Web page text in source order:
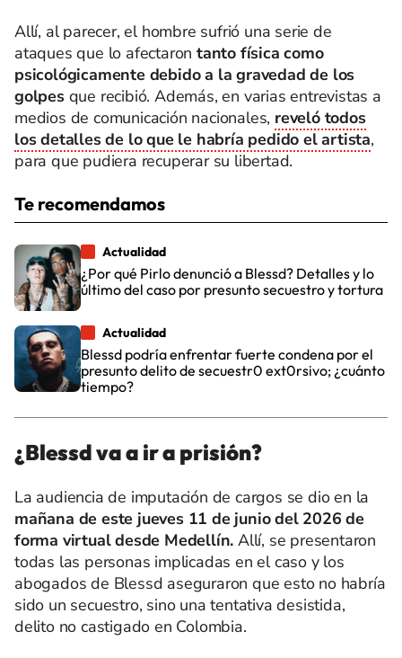
Allí, al parecer, el hombre sufrió una serie de
ataques que lo afectaron tanto física como
psicológicamente debido a la gravedad de los
golpesque recibió. Además, en varias entrevistas a
medios de comunicación nacionales, reveló todos
los detalles de lo que le habría pedido el artista,
para que pudiera recuperar su libertad.
Te recomendamos
Actualidad
¿Por qué Pirlo denunció a Blessd? Detalles y lo
último del caso por presunto secuestro y tortura
Actualidad
Blessd podría enfrentar fuerte condena por el
presunto delito de secuestr0 ext0rsivo; ¿cuánto
tiempo?
¿Blessd va a ir a prisión?
La audiencia de imputación de cargos se dio en la
mañana de este jueves 11 de junio del 2026 de
forma virtual desde Medellín.Allí, se presentaron
todas las personas implicadas en el caso y los
abogados de Blessd aseguraron que esto no habría
sido un secuestro, sino una tentativa desistida,
delito no castigado en Colombia.